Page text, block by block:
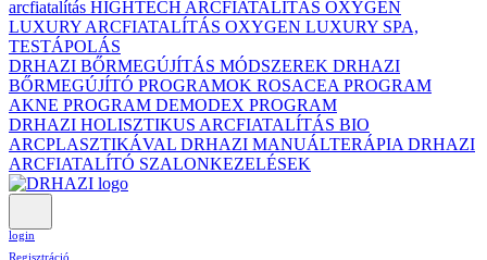
arcfiatalítás HIGHTECH ARCFIATALÍTÁS OXYGEN
LUXURY ARCFIATALÍTÁS OXYGEN LUXURY SPA,
TESTÁPOLÁS
DRHAZI BŐRMEGÚJÍTÁS MÓDSZEREK DRHAZI
BŐRMEGÚJÍTÓ PROGRAMOK ROSACEA PROGRAM
AKNE PROGRAM DEMODEX PROGRAM
DRHAZI HOLISZTIKUS ARCFIATALÍTÁS BIO
ARCPLASZTIKÁVAL DRHAZI MANUÁLTERÁPIA DRHAZI
ARCFIATALÍTÓ SZALONKEZELÉSEK
login
Regisztráció